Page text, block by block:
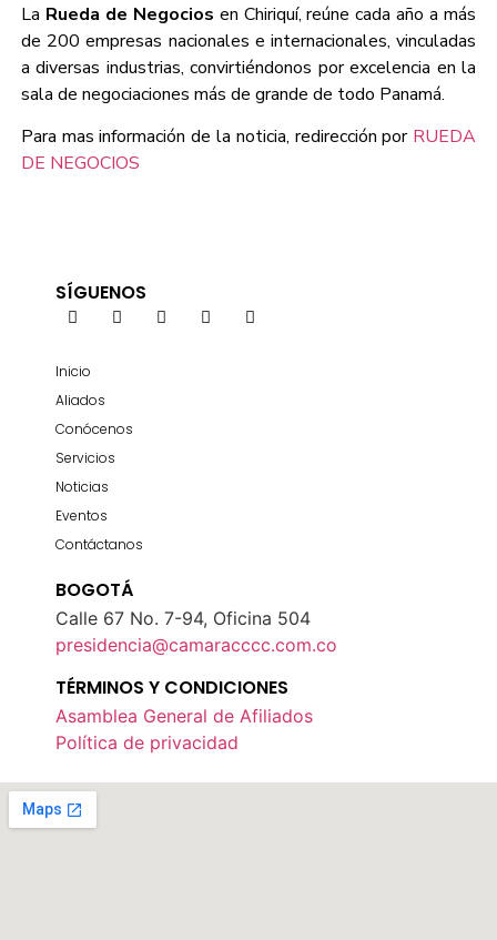
La Rueda de Negocios en Chiriquí, reúne cada año a más
de 200 empresas nacionales e internacionales, vinculadas
a diversas industrias, convirtiéndonos por excelencia en la
sala de negociaciones más de grande de todo Panamá.
Para mas información de la noticia, redirección por RUEDA
DE NEGOCIOS
SÍGUENOS
Inicio
Aliados
Conócenos
Servicios
Noticias
Eventos
Contáctanos
BOGOTÁ
Calle 67 No. 7-94, Oficina 504
presidencia@camaracccc.com.co
TÉRMINOS Y CONDICIONES
Asamblea General de Afiliados
Política de privacidad